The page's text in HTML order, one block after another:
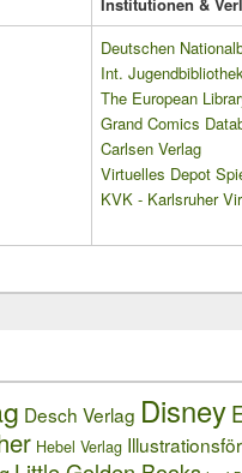
Deutschen
Int. Jugendbibliothek
The European
Grand Comics
Carlsen Verlag
Virtuelles Depot
KVK - Karlsruher
Desch Verlag Disney
Hebel Verlag